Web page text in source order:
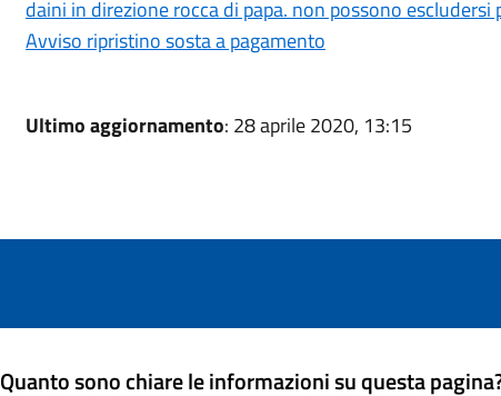
daini in direzione rocca di papa. non possono
Avviso ripristino sosta a pagamento
Ultimo aggiornamento: 28 aprile 2020, 13:15
Quanto sono chiare le informazioni su questa